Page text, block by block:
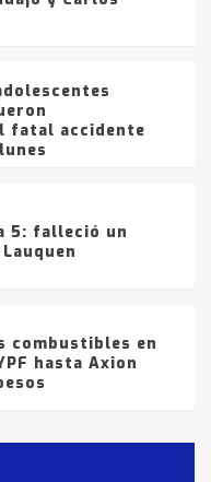
fatal accidente
5: falleció un
combustibles en
hasta Axion